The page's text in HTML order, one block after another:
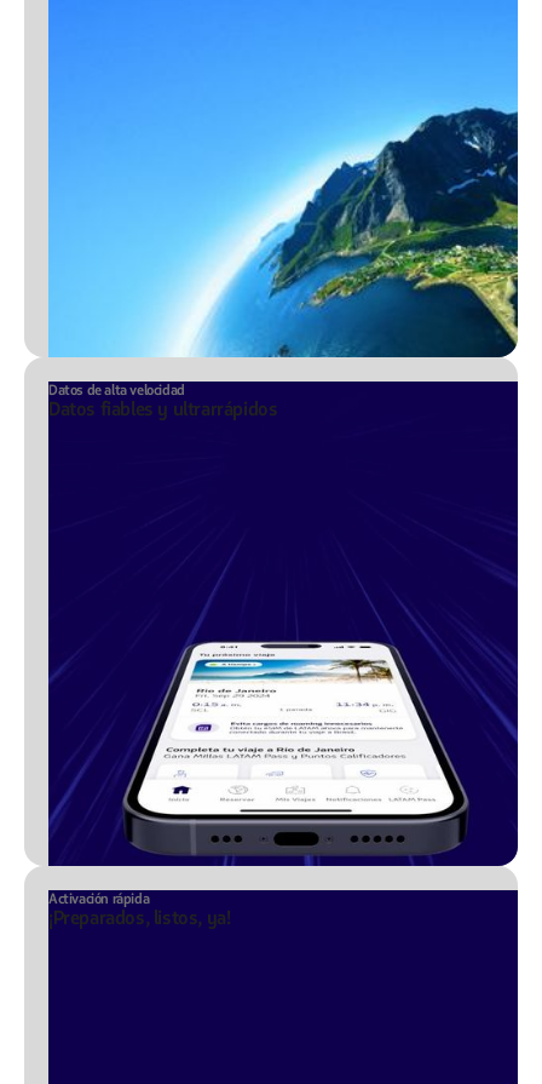
Datos de alta velocidad
Datos fiables y ultrarrápidos
Activación rápida
¡Preparados, listos, ya!